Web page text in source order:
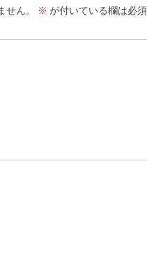
ん。 ※ が付いている欄は必